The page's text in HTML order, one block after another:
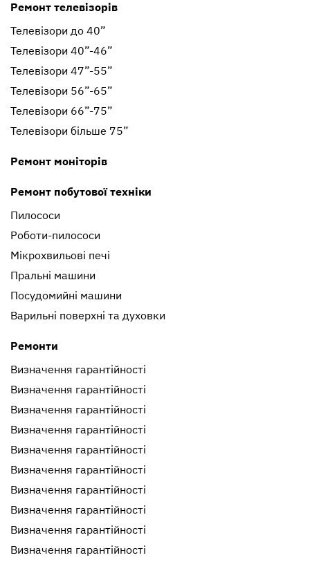
Ремонт телевізорів
Телевізори до 40”
Телевізори 40”-46”
Телевізори 47”-55”
Телевізори 56”-65”
Телевізори 66”-75”
Телевізори більше 75”
Ремонт моніторів
Ремонт побутової техніки
Пилососи
Роботи-пилососи
Мікрохвильові печі
Пральнi машини
Посудомийні машини
Варильні поверхні та духовки
Ремонти
Визначення гарантійності
Визначення гарантійності
Визначення гарантійності
Визначення гарантійності
Визначення гарантійності
Визначення гарантійності
Визначення гарантійності
Визначення гарантійності
Визначення гарантійності
Визначення гарантійності